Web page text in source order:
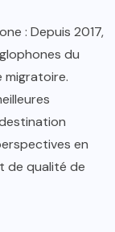
: Depuis 2017,
du
migratoire.
en
de qualité de